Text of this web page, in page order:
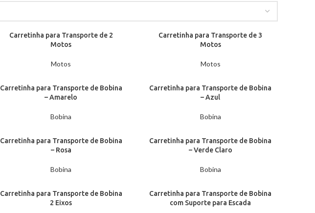
Carretinha para Transporte de 2
Motos
Motos
Carretinha para Transporte de 3
Motos
Motos
Carretinha para Transporte de Bobina
– Amarelo
Bobina
Carretinha para Transporte de Bobina
– Azul
Bobina
Carretinha para Transporte de Bobina
– Rosa
Bobina
Carretinha para Transporte de Bobina
– Verde Claro
Bobina
Carretinha para Transporte de Bobina
2 Eixos
Carretinha para Transporte de Bobina
com Suporte para Escada